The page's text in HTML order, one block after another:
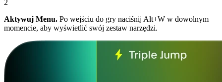
2
Aktywuj Menu. Po wejściu do gry naciśnij Alt+W w dowolnym
momencie, aby wyświetlić swój zestaw narzędzi.